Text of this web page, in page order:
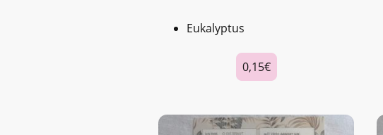
Eukalyptus
0,15€